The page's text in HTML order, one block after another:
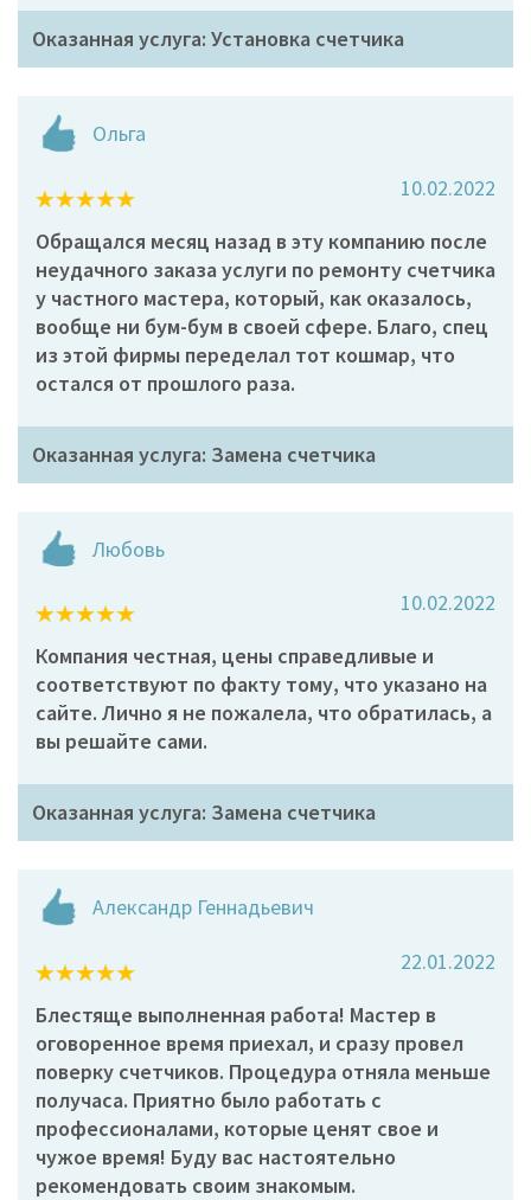
Оказанная услуга: Установка счетчика
Ольга
10.02.2022
Обращался месяц назад в эту компанию после
неудачного заказа услуги по ремонту счетчика
у частного мастера, который, как оказалось,
вообще ни бум-бум в своей сфере. Благо, спец
из этой фирмы переделал тот кошмар, что
остался от прошлого раза.
Оказанная услуга: Замена счетчика
Любовь
10.02.2022
Компания честная, цены справедливые и
соответствуют по факту тому, что указано на
сайте. Лично я не пожалела, что обратилась, а
вы решайте сами.
Оказанная услуга: Замена счетчика
Александр Геннадьевич
22.01.2022
Блестяще выполненная работа! Мастер в
оговоренное время приехал, и сразу провел
поверку счетчиков. Процедура отняла меньше
получаса. Приятно было работать с
профессионалами, которые ценят свое и
чужое время! Буду вас настоятельно
рекомендовать своим знакомым.